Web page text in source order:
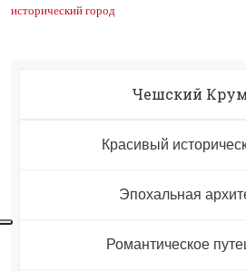
исторический город
Чешский
Красивый
Эпохальная
Романтическое